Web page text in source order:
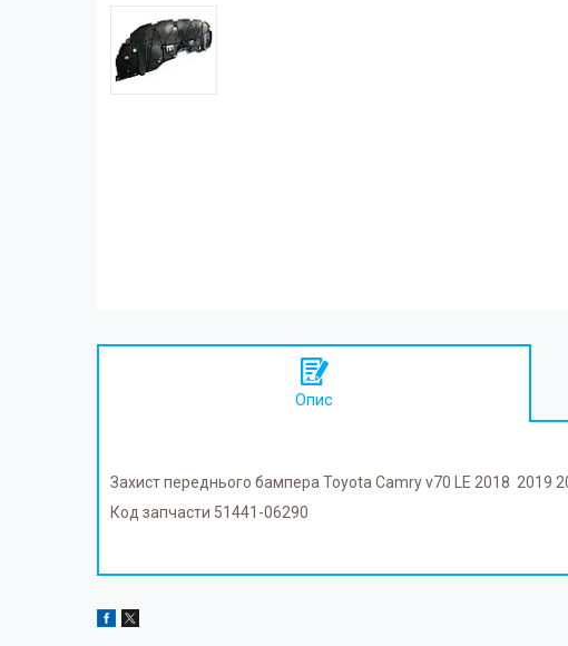
Опис
Захист переднього бампера Toyota Camry v70 LE 2018 2019
Код запчасти 51441-06290